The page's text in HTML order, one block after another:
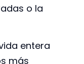
o la
entera
más